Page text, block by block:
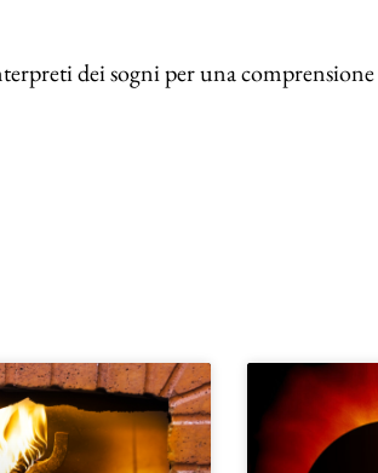
dei sogni per una comprensione